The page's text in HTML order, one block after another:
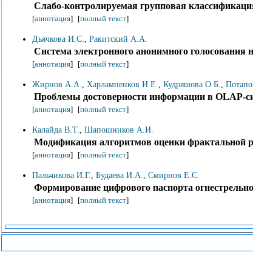
Слабо-контролируемая групповая
[аннотация] [полный текст]
Дьячкова И.С., Ракитский А.А.
Система электронного анонимного голосования
[аннотация] [полный текст]
Жирнов А.А., Харлампенков И.Е., Кудряшова О.Б.,
Проблемы достоверности информации в OLAP-
[аннотация] [полный текст]
Калайда В.Т., Шапошников А.И.
Модификация алгоритмов оценки фрактальной
[аннотация] [полный текст]
Пальчикова И.Г., Будаева И.А., Смирнов Е.С.
Формирование цифрового паспорта
[аннотация] [полный текст]